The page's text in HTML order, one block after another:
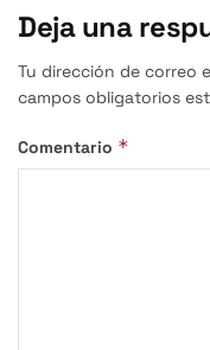
Deja una
Tu dirección de correo
campos obligatorios
Comentario *